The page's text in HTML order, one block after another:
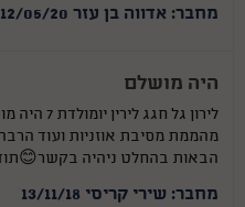
מחבר: אדווה בן עזר 12/05/20
היה מושלם
לירון גל
מהממת מסיבת אוזניות ועוד
הבאות בהחלט ניהיה
מחבר: שירי קריסי 13/11/18